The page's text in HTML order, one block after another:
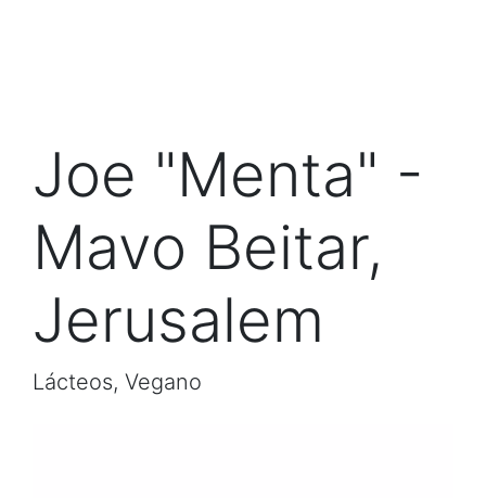
Joe "Menta" -
Mavo Beitar,
Jerusalem
Lácteos, Vegano